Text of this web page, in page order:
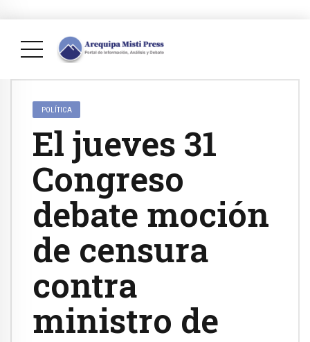
POLÍTICA
El jueves 31
Congreso
debate moción
de censura
contra
ministro de